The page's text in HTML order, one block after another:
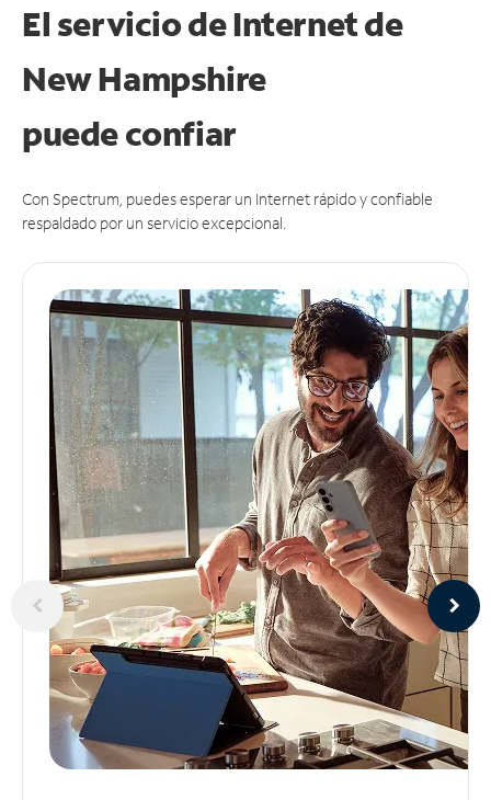
El servicio de Internet de
New Hampshire
puedeconfiar
Con Spectrum, puedes esperar un Internet rápido y confiable
respaldado por un servicio excepcional.